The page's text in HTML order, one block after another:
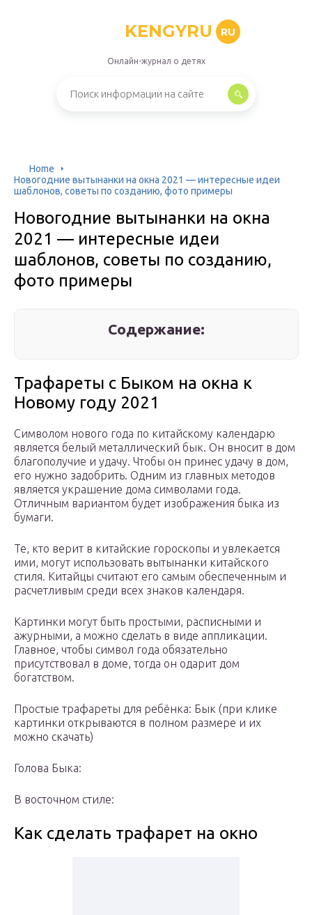
KENGYRU RU
Онлайн-журнал о детях
Home
Новогодние вытынанки на окна 2021 — интересные идеи
шаблонов, советы по созданию, фото примеры
Новогодние вытынанки на окна
2021 — интересные идеи
шаблонов, советы по созданию,
фото примеры
Содержание:
Трафареты с Быком на окна к
Новому году 2021
Символом нового года по китайскому календарю
является белый металлический бык. Он вносит в дом
благополучие и удачу. Чтобы он принес удачу в дом,
его нужно задобрить. Одним из главных методов
является украшение дома символами года.
Отличным вариантом будет изображения быка из
бумаги.
Те, кто верит в китайские гороскопы и увлекается
ими, могут использовать вытынанки китайского
стиля. Китайцы считают его самым обеспеченным и
расчетливым среди всех знаков календаря.
Картинки могут быть простыми, расписными и
ажурными, а можно сделать в виде аппликации.
Главное, чтобы символ года обязательно
присутствовал в доме, тогда он одарит дом
богатством.
Простые трафареты для ребёнка: Бык (при клике
картинки открываются в полном размере и их
можно скачать)
Голова Быка:
В восточном стиле:
Как сделать трафарет на окно